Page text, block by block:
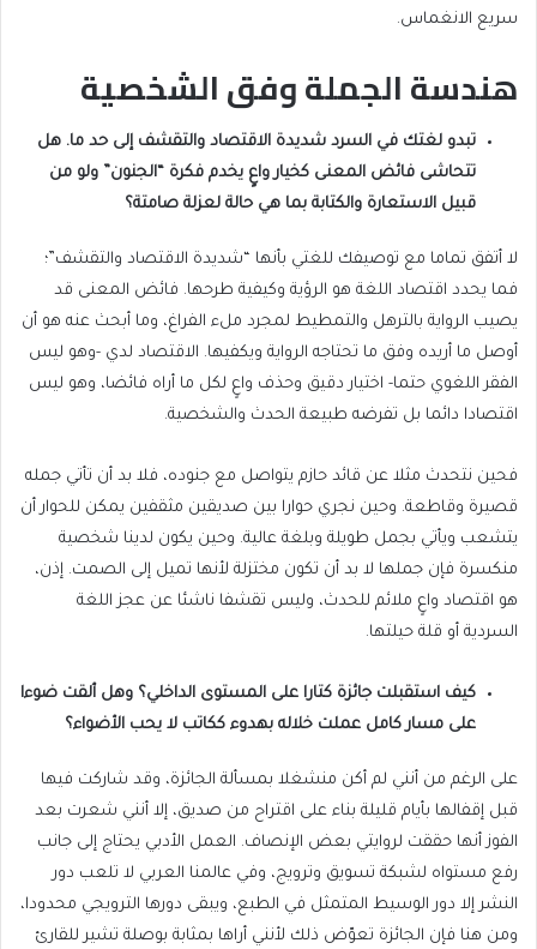
سريع الانغماس.
هندسة الجملة وفق الشخصية
تبدو لغتك في السرد شديدة الاقتصاد والتقشف إلى حد ما. هل
تتحاشى فائض المعنى كخيار واعٍ يخدم فكرة “الجنون” ولو من
قبيل الاستعارة والكتابة بما هي حالة لعزلة صامتة؟
لا أتفق تماما مع توصيفك للغتي بأنها “شديدة الاقتصاد والتقشف”؛
فما يحدد اقتصاد اللغة هو الرؤية وكيفية طرحها. فائض المعنى قد
يصيب الرواية بالترهل والتمطيط لمجرد ملء الفراغ، وما أبحث عنه هو أن
أوصل ما أريده وفق ما تحتاجه الرواية ويكفيها. الاقتصاد لدي -وهو ليس
الفقر اللغوي حتما- اختيار دقيق وحذف واعٍ لكل ما أراه فائضا، وهو ليس
اقتصادا دائما بل تفرضه طبيعة الحدث والشخصية.
فحين نتحدث مثلا عن قائد حازم يتواصل مع جنوده، فلا بد أن تأتي جمله
قصيرة وقاطعة. وحين نجري حوارا بين صديقين مثقفين يمكن للحوار أن
يتشعب ويأتي بجمل طويلة وبلغة عالية. وحين يكون لدينا شخصية
منكسرة فإن جملها لا بد أن تكون مختزلة لأنها تميل إلى الصمت. إذن،
هو اقتصاد واعٍ ملائم للحدث، وليس تقشفا ناشئا عن عجز اللغة
السردية أو قلة حيلتها.
كيف استقبلت جائزة كتارا على المستوى الداخلي؟ وهل ألقت ضوءا
على مسار كامل عملت خلاله بهدوء ككاتب لا يحب الأضواء؟
على الرغم من أنني لم أكن منشغلا بمسألة الجائزة، وقد شاركت فيها
قبل إقفالها بأيام قليلة بناء على اقتراح من صديق، إلا أنني شعرت بعد
الفوز أنها حققت لروايتي بعض الإنصاف. العمل الأدبي يحتاج إلى جانب
رفع مستواه لشبكة تسويق وترويج، وفي عالمنا العربي لا تلعب دور
النشر إلا دور الوسيط المتمثل في الطبع، ويبقى دورها الترويجي محدودا،
ومن هنا فإن الجائزة تعوّض ذلك لأنني أراها بمثابة بوصلة تشير للقارئ